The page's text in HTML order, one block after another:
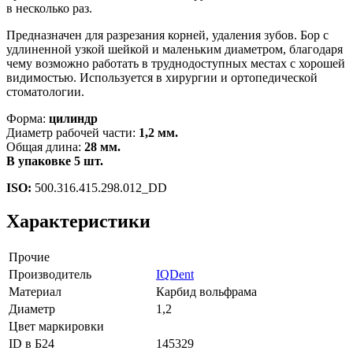
в несколько раз.
Предназначен для разрезания корней, удаления зубов. Бор с
удлиненной узкой шейкой и маленьким диаметром, благодаря
чему возможно работать в труднодоступных местах с хорошей
видимостью. Используется в хирургии и ортопедической
стоматологии.
Форма: цилиндр
Диаметр рабочей части: 1,2 мм.
Общая длина: 28 мм.
В упаковке 5 шт.
ISO: 500.316.415.298.012_DD
Характеристики
Прочие
Производитель
IQDent
Материал
Карбид вольфрама
Диаметр
1,2
Цвет маркировки
ID в Б24
145329